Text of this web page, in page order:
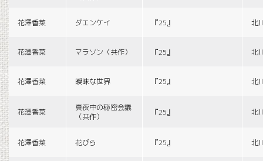
花澤香菜 ダエンケイ 『25』 北
花澤香菜 マラソン（共作） 『25』 北
花澤香菜 曖昧な世界 『25』 北
花澤香菜
真夜中の秘密会議
（共作）
『25』 北
花澤香菜 花びら 『25』 北